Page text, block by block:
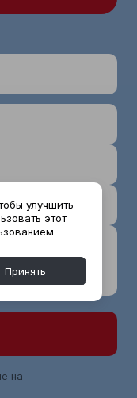
на
улучшить
этот
Принять